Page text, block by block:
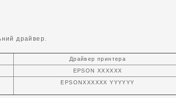
драйвер.
Драйвер принтера
EPSON XXXXXX
EPSONXXXXXX YYYYYY